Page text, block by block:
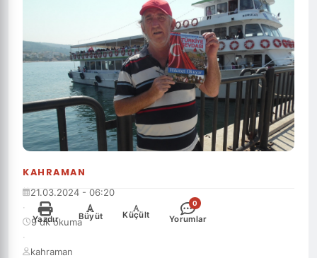
KAHRAMAN
21.03.2024 - 06:20
·
9 dk okuma
·
kahraman
Yazdır
+
Büyüt
-
Küçült
0
Yorumlar